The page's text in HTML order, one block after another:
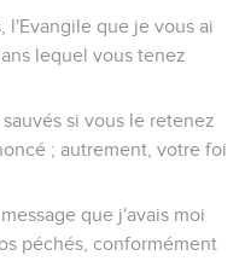
l'Evangile que je vous ai
lequel vous tenez
si vous le retenez
; autrement, votre foi
que j'avais moi
péchés, conformément